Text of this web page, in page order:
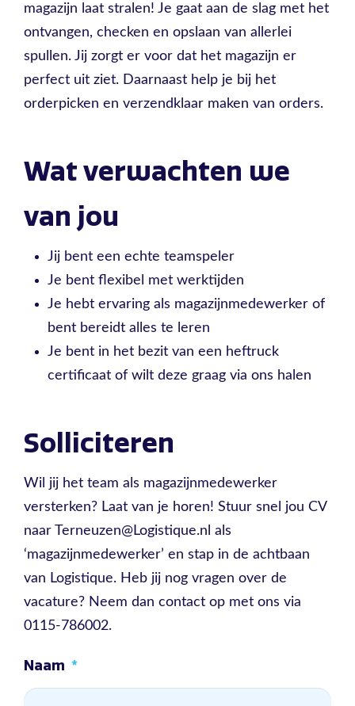
magazijn laat stralen! Je gaat aan de slag met het
ontvangen, checken en opslaan van allerlei
spullen. Jij zorgt er voor dat het magazijn er
perfect uit ziet. Daarnaast help je bij het
orderpicken en verzendklaar maken van orders.
Wat verwachten we
van jou
Jij bent een echte teamspeler
Je bent flexibel met werktijden
Je hebt ervaring als magazijnmedewerker of
bent bereidt alles te leren
Je bent in het bezit van een heftruck
certificaat of wilt deze graag via ons halen
Solliciteren
Wil jij het team als magazijnmedewerker
versterken? Laat van je horen! Stuur snel jou CV
naar Terneuzen@Logistique.nl als
‘magazijnmedewerker’ en stap in de achtbaan
van Logistique. Heb jij nog vragen over de
vacature? Neem dan contact op met ons via
0115-786002.
Naam *